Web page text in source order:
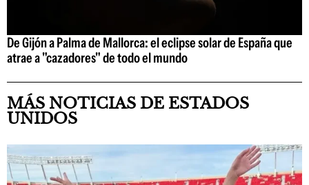
De Gijón a Palma de Mallorca: el eclipse solar de España que
atrae a "cazadores" de todo el mundo
MÁS NOTICIAS DE ESTADOS
UNIDOS